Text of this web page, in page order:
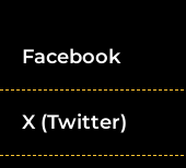
Facebook
X (Twitter)